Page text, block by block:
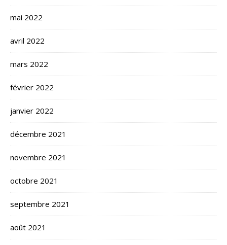
mai 2022
avril 2022
mars 2022
février 2022
janvier 2022
décembre 2021
novembre 2021
octobre 2021
septembre 2021
août 2021